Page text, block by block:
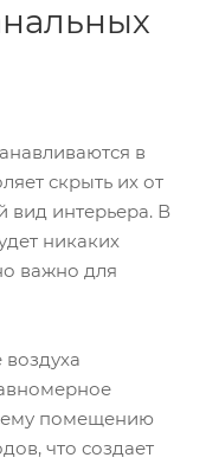
в
скрыть их от
вид интерьера. В
никаких
важно для
помещению
что создает